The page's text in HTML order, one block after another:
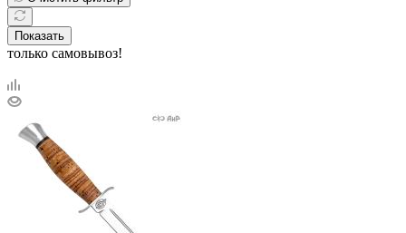
Показать
только самовывоз!